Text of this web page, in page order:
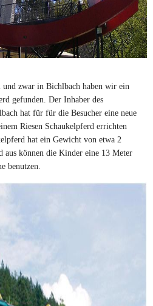
und zwar in Bichlbach haben wir ein
gefunden. Der Inhaber des
hat für für die Besucher eine neue
Riesen Schaukelpferd errichten
hat ein Gewicht von etwa 2
aus können die Kinder eine 13 Meter
benutzen.